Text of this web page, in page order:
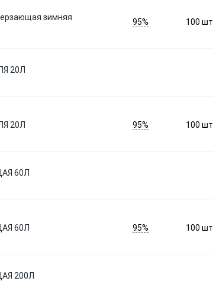
зимняя
95% 100шт.
20Л
20Л
95% 100шт.
60Л
60Л
95% 100шт.
200Л